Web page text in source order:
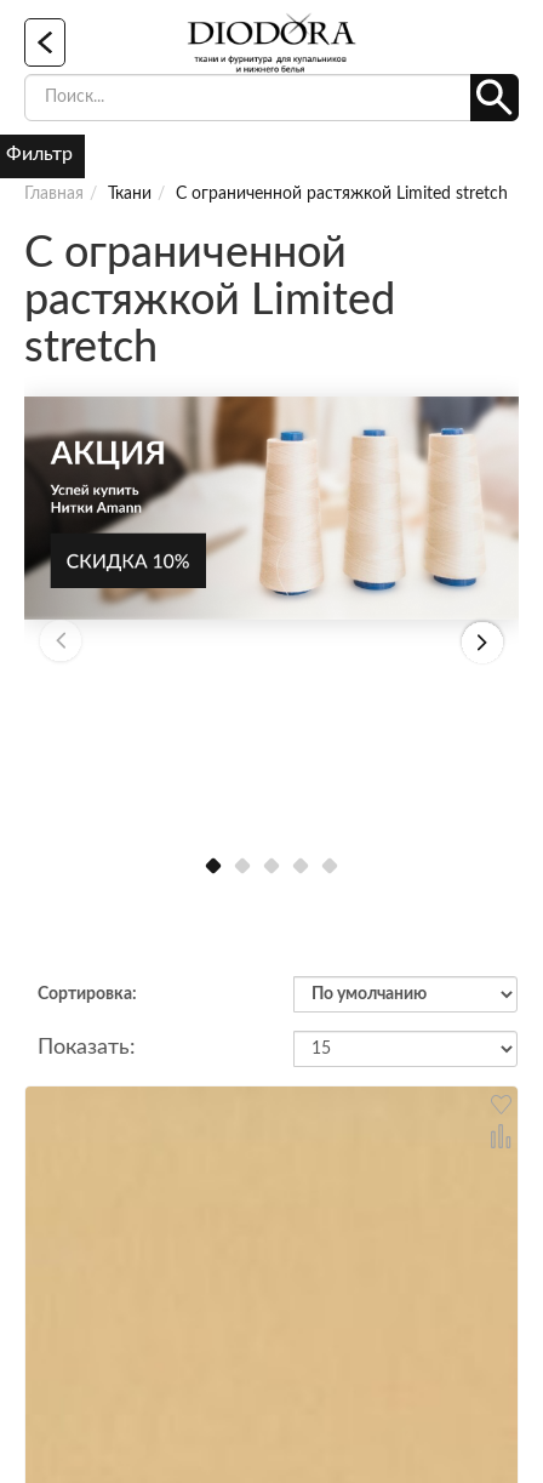
Главная Ткани C ограниченной растяжкой Limited stretch
C ограниченной
растяжкой Limited
stretch
Сортировка:
Показать:
Фильтр